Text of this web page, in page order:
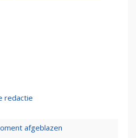
redactie
afgeblazen